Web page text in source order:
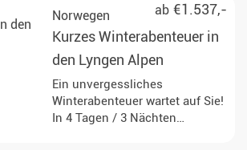
wandern Sie durch einzigartige
Natur und tauchen Sie ganz ein
in dieses erstaunliche Land.
ab €1.537,-
Norwegen
Kurzes Winterabenteuer in
den Lyngen Alpen
Ein unvergessliches
Winterabenteuer wartet auf Sie!
In 4 Tagen / 3 Nächten